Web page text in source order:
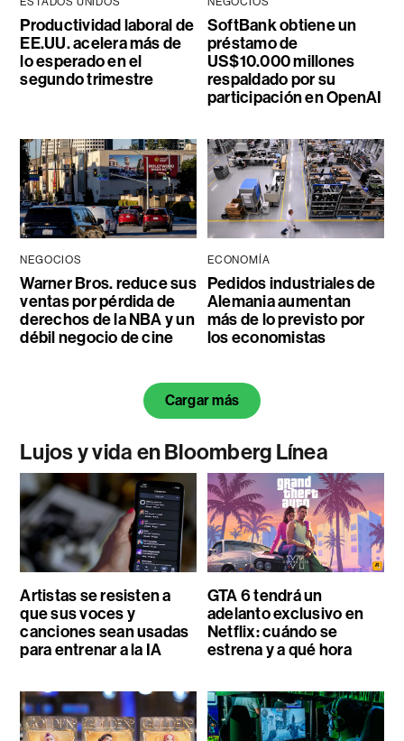
Productividad laboral de
EE.UU. acelera más de
lo esperado en el
segundo trimestre
SoftBank obtiene un
préstamo de
US$10.000 millones
respaldado por su
participación en OpenAI
NEGOCIOS
Warner Bros. reduce sus
ventas por pérdida de
derechos de la NBA y un
débil negocio de cine
ECONOMÍA
Pedidos industriales de
Alemania aumentan
más de lo previsto por
los economistas
Cargar más
Lujos y vida en Bloomberg Línea
Artistas se resisten a
que sus voces y
canciones sean usadas
para entrenar a la IA
GTA 6 tendrá un
adelanto exclusivo en
Netflix: cuándo se
estrena y a qué hora